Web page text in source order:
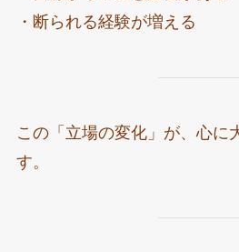
・断られる経験が増える
この「立場の変化」が、心に
す。